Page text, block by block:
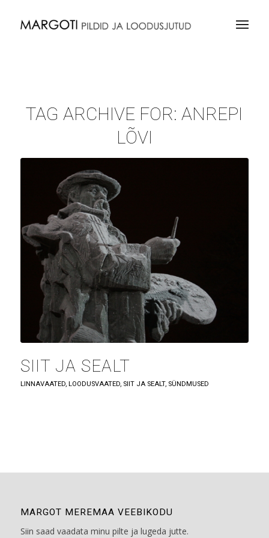
TAG ARCHIVE FOR:ANREPI
LÕVI
SIIT JA SEALT
LINNAVAATED, LOODUSVAATED, SIIT JA SEALT, SÜNDMUSED
MARGOT MEREMAA VEEBIKODU
Siin saad vaadata minu pilte ja lugeda jutte.